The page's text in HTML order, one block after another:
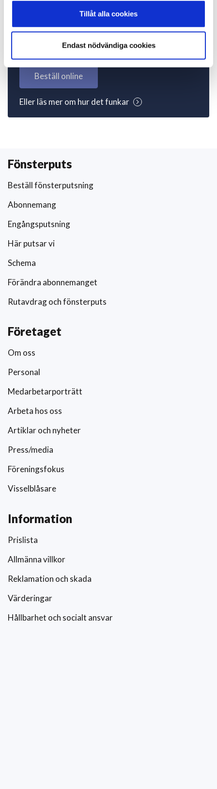
Tillåt alla cookies
Endast nödvändiga cookies
Inte kund ännu? Kom
igång nu!
Beställ online
Eller läs mer om hur det funkar
Fönsterputs
Beställ fönsterputsning
Abonnemang
Engångsputsning
Här putsar vi
Schema
Förändra abonnemanget
Rutavdrag och fönsterputs
Företaget
Om oss
Personal
Medarbetarporträtt
Arbeta hos oss
Artiklar och nyheter
Press/media
Föreningsfokus
Visselblåsare
Information
Prislista
Allmänna villkor
Reklamation och skada
Värderingar
Hållbarhet och socialt ansvar